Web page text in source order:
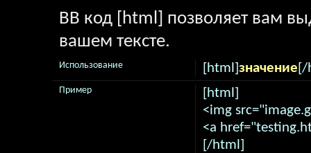
BB код [html] позволяет вам
вашем тексте.
[html]значение[/
Использование
[html]
<img
<a
[/html]
Пример